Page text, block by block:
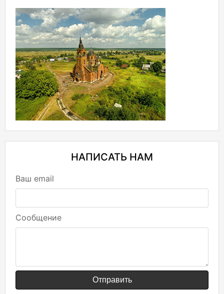
НАПИСАТЬ НАМ
Ваш email
Сообщение
Отправить